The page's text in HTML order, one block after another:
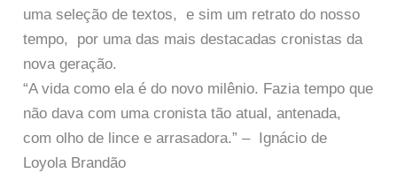
uma seleção de textos, e sim um retrato do nosso
tempo, por uma das mais destacadas cronistas da
nova geração.
“A vida como ela é do novo milênio. Fazia tempo que
não dava com uma cronista tão atual, antenada,
com olho de lince e arrasadora.” – Ignácio de
Loyola Brandão